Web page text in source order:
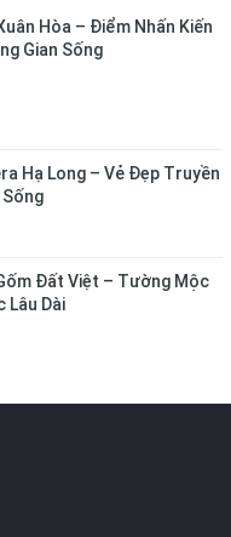
Hòa – Điểm Nhấn Kiến
Gian Sống
Hạ Long – Vẻ Đẹp Truyền
Sống
Đất Việt – Tường Mộc
Lâu Dài